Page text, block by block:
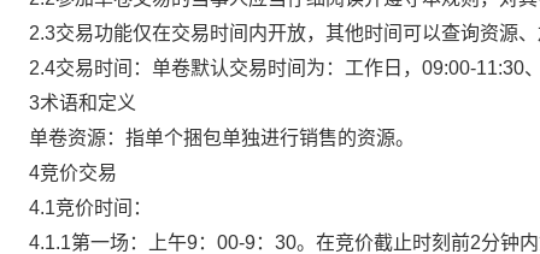
2.3交易功能仅在交易时间内开放，其他时间可以查询资源
2.4交易时间：单卷默认交易时间为：工作日，09:00-11:30
3术语和定义
单卷资源：指单个捆包单独进行销售的资源。
4竞价交易
4.1竞价时间：
4.1.1第一场：上午9：00-9：30。在竞价截止时刻前2分钟